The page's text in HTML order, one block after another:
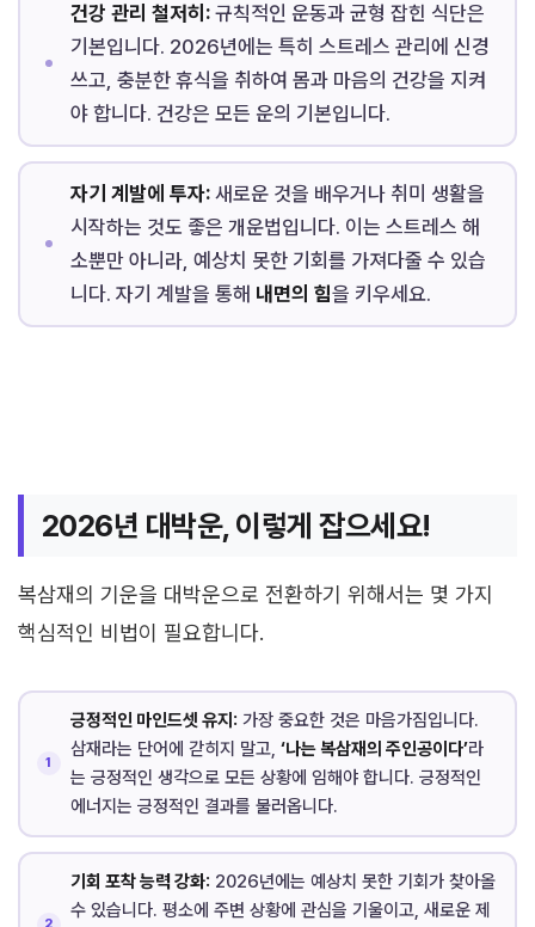
건강 관리 철저히:규칙적인 운동과 균형 잡힌 식단은
기본입니다. 2026년에는 특히 스트레스 관리에 신경
쓰고, 충분한 휴식을 취하여 몸과 마음의 건강을 지켜
야 합니다. 건강은 모든 운의 기본입니다.
자기 계발에 투자:새로운 것을 배우거나 취미 생활을
시작하는 것도 좋은 개운법입니다. 이는 스트레스 해
소뿐만 아니라, 예상치 못한 기회를 가져다줄 수 있습
니다. 자기 계발을 통해 내면의 힘을 키우세요.
2026년 대박운, 이렇게 잡으세요!
복삼재의 기운을 대박운으로 전환하기 위해서는 몇 가지
핵심적인 비법이 필요합니다.
긍정적인 마인드셋 유지: 가장 중요한 것은 마음가짐입니다.
삼재라는 단어에 갇히지 말고, ‘나는 복삼재의 주인공이다’라
는 긍정적인 생각으로 모든 상황에 임해야 합니다. 긍정적인
에너지는 긍정적인 결과를 불러옵니다.
기회 포착 능력 강화: 2026년에는 예상치 못한 기회가 찾아올
수 있습니다. 평소에 주변 상황에 관심을 기울이고, 새로운 제